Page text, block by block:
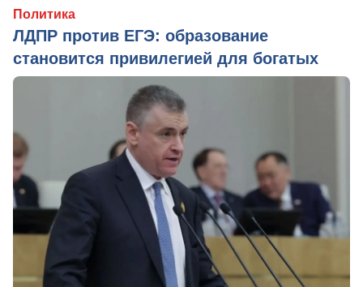
Политика
ЛДПР против ЕГЭ: образование
становится привилегией для богатых